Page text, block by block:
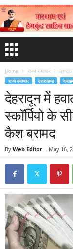
Home राज्य समाचार
राज्य समाचार उत्तराखण्ड
देहरादून में
स्कॉर्पियो के
कैश बरामद
By Web Editor - May 16,